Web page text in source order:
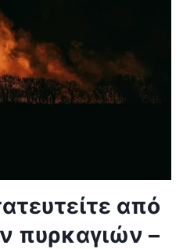
από
πυρκαγιών –